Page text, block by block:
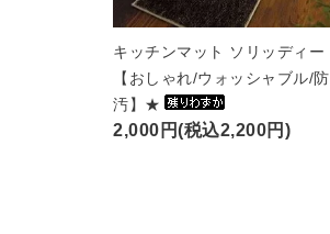
キッチンマット ソリッディー
【おしゃれ/ウォッシャブル/防
汚】★
2,000円(税込2,200円)